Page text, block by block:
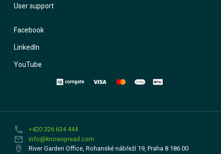
User support
Facebook
LinkedIn
YouTube
phone +420 326 634 444
email info@knowspread.com
location_on River Garden Office, Rohanské nábřeží 19, Praha 8 186 00